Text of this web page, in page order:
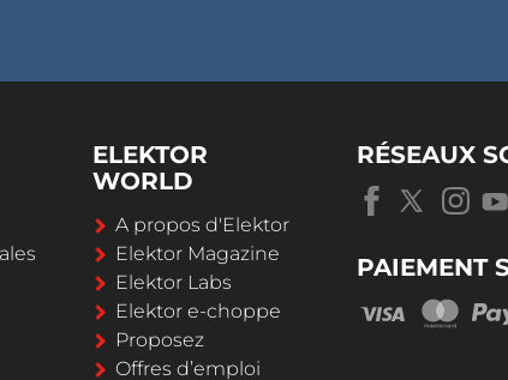
ELEKTOR
WORLD
A propos d'Elektor
Elektor Magazine
Elektor Labs
Elektor e-choppe
Proposez
Offres d’emploi
RÉSEAUX
PAIEMENT